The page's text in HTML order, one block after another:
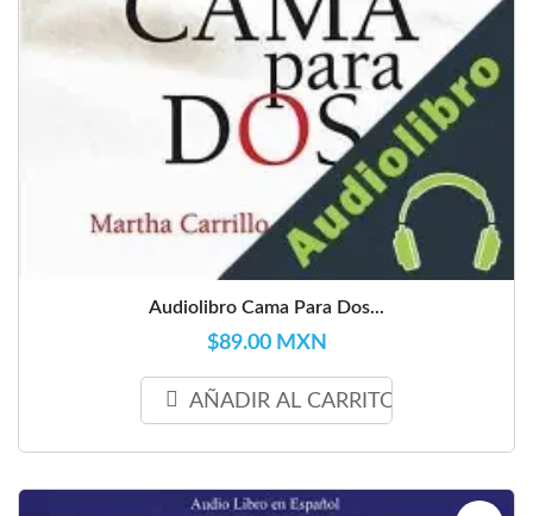
Audiolibro Cama Para Dos...
$89.00 MXN
AÑADIR AL CARRITO